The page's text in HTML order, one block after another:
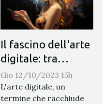
Il fascino dell'arte
digitale: tra
innovazione e
tradizione
Gio 12/10/2023 15h
L'arte digitale, un
termine che racchiude